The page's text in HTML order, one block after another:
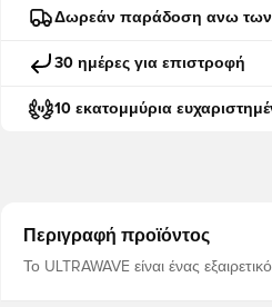
Δωρεάν παράδοση ανω των
30 ημέρες για επιστροφή
10 εκατομμύρια
Περιγραφή προϊόντος
Το ULTRAWAVE είναι ένας